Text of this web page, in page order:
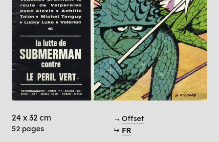
24 x 32 cm
52 pages
→ Offset
↪ FR